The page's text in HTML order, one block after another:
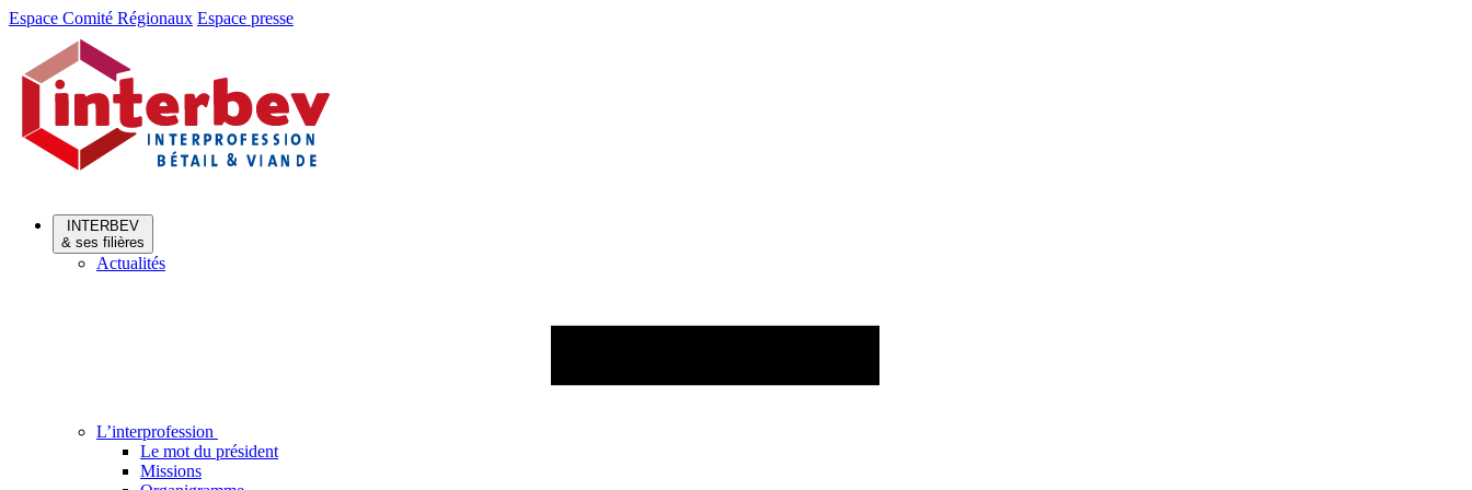
Aller
Aller
contenu
Espace Comité Régionaux Espace presse
INTERBEV
& ses filières
Actualités
L’interprofession
Le mot du président
Missions